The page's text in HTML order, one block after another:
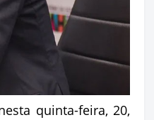
quinta-feira, 20,